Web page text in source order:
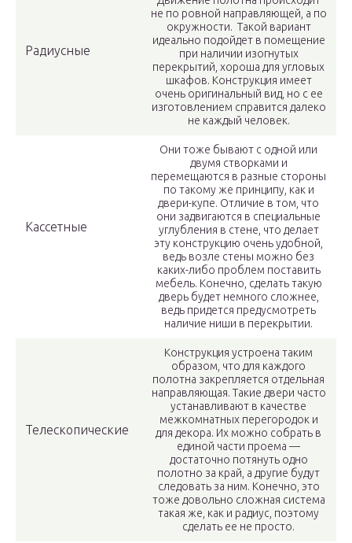
Радиусные
не по ровной направляющей, а по
окружности. Такой вариант
идеально подойдет в помещение
при наличии изогнутых
перекрытий, хороша для угловых
шкафов. Конструкция имеет
очень оригинальный вид, но с ее
изготовлением справится далеко
не каждый человек.
Кассетные
Они тоже бывают с одной или
двумя створками и
перемещаются в разные стороны
по такому же принципу, как и
двери-купе. Отличие в том, что
они задвигаются в специальные
углубления в стене, что делает
эту конструкцию очень удобной,
ведь возле стены можно без
каких-либо проблем поставить
мебель. Конечно, сделать такую
дверь будет немного сложнее,
ведь придется предусмотреть
наличие ниши в перекрытии.
Телескопические
Конструкция устроена таким
образом, что для каждого
полотна закрепляется отдельная
направляющая. Такие двери часто
устанавливают в качестве
межкомнатных перегородок и
для декора. Их можно собрать в
единой части проема —
достаточно потянуть одно
полотно за край, а другие будут
следовать за ним. Конечно, это
тоже довольно сложная система
такая же, как и радиус, поэтому
сделать ее не просто.